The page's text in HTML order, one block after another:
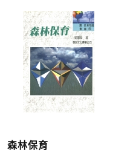
內以郵寄方式寄送到您
森林保育